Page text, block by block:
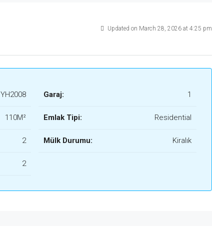
Updated on March 28, 2026 at 4:25 pm
YH2008
110M²
2
2
Garaj: 1
Emlak Tipi: Residential
Mülk Durumu: Kiralık